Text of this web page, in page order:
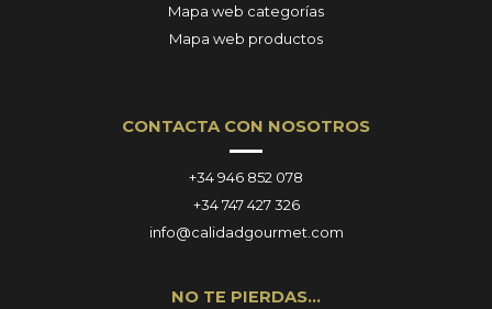
Mapa web categorías
Mapa web productos
CONTACTA CON NOSOTROS
+34 946 852 078
+34 747 427 326
info@calidadgourmet.com
NO TE PIERDAS…